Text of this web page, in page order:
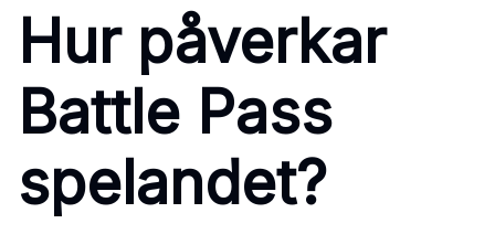
Hur påverkar
Battle Pass
spelandet?